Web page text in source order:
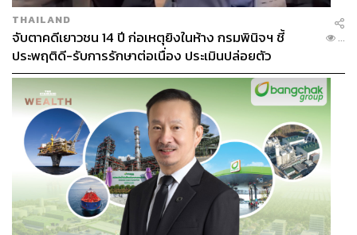
THAILAND
จับตาคดีเยาวชน 14 ปี ก่อเหตุยิงในห้าง กรมพินิจฯ ชี้
ประพฤติดี-รับการรักษาต่อเนื่อง ประเมินปล่อยตัว
...